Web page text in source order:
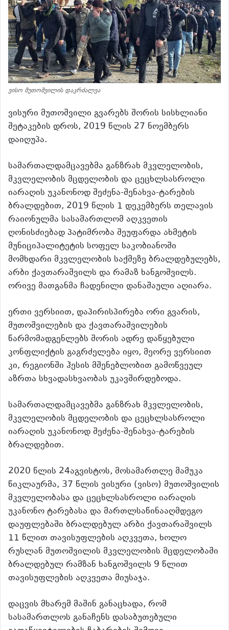
ვისო მუთოშვილის დაკრძალვა
ვისური მუთოშვილი გვარებს შორის სისხლიანი
შეტაკების დროს, 2019 წლის 27 ნოემბერს
დაიღუპა.
სამართალდამცავებმა განზრახ მკვლელობის,
მკვლელობის მცდელობის და ცეცხლსასროლი
იარაღის უკანონოდ შეძენა-შენახვა-ტარების
ბრალდებით, 2019 წლის 1 დეკემბერს თელავის
რაიონულმა სასამართლომ აღკვეთის
ღონისძიებად პატიმრობა შეუფარდა ახმეტის
მუნიციპალიტეტის სოფელ საკობიანოში
მომხდარი მკვლელობის საქმეზე ბრალდებულებს,
არბი ქავთარაშვილს და რამაზ ხანგოშვილს.
ორივე მათგანმა ჩადენილი დანაშაული აღიარა.
ერთი ვერსიით, დაპირისპირება ორი გვარის,
მუთოშვილების და ქავთარაშვილების
წარმომადგენლებს შორის ადრე დაწყებული
კონფლიქტის გაგრძელება იყო, მეორე ვერსიით
კი, რეგიონში ჰესის მშენებლობით გამოწვეულ
აზრთა სხვადასხვაობას უკავშირდებოდა.
სამართალდამცავებმა განზრახ მკვლელობის,
მკვლელობის მცდელობის და ცეცხლსასროლი
იარაღის უკანონოდ შეძენა-შენახვა-ტარების
ბრალდებით.
2020 წლის 24აგვისტოს, მოსამართლე მამუკა
წიკლაურმა, 37 წლის ვისური (ვისო) მუთოშვილის
მკვლელობასა და ცეცხლსასროლი იარაღის
უკანონო ტარებასა და მართლსაწინააღმდეგო
დაუფლებაში ბრალდებულ არბი ქავთარაშვილს
11 წლით თავისუფლების აღკვეთა, ხოლო
რუსლან მუთოშვილის მკვლელობის მცდელობაში
ბრალდებულ რამზან ხანგოშვილს 9 წლით
თავისუფლების აღკვეთა მიუსაჯა.
დაცვის მხარემ მაშინ განაცხადა, რომ
სასამართლოს განაჩენს დასაბუთებული